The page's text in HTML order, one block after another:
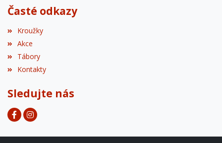
Časté odkazy
Kroužky
Akce
Tábory
Kontakty
Sledujte nás